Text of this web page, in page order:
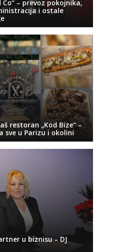
Co“ – prevoz pokojnika,
i ostale
restoran „Kod Bize“ –
sve u Parizu i okolini
u biznisu – DJ